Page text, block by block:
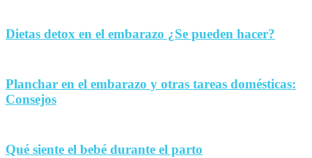
Dietas detox en el embarazo ¿Se pueden hacer?
Planchar en el embarazo y otras tareas domésticas:
Consejos
Qué siente el bebé durante el parto